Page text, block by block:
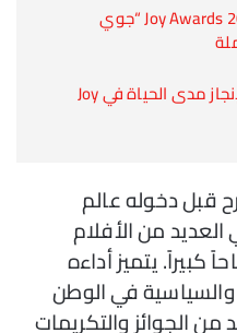
مباشر.. الفائزين بجوائز Joy Awards 2024 “جوي
علي المدفع يفوز بجائزة الإنجاز مدى الحياة في Joy
قبل دخوله عالم
العديد من الأفلام
يتميز أداءه
والسياسية في الوطن
الجوائز والتكريمات